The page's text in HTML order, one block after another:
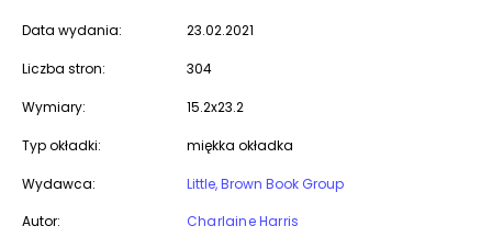
Data wydania: 23.02.2021
Liczba stron: 304
Wymiary: 15.2x23.2
Typ okładki: miękka okładka
Wydawca:
Little, Brown Book Group
Autor:
Charlaine Harris